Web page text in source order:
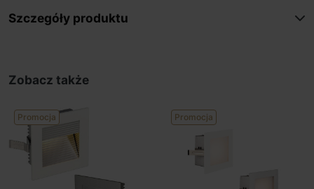
Szczegóły produktu
Zobacz także
Promocja Promocja